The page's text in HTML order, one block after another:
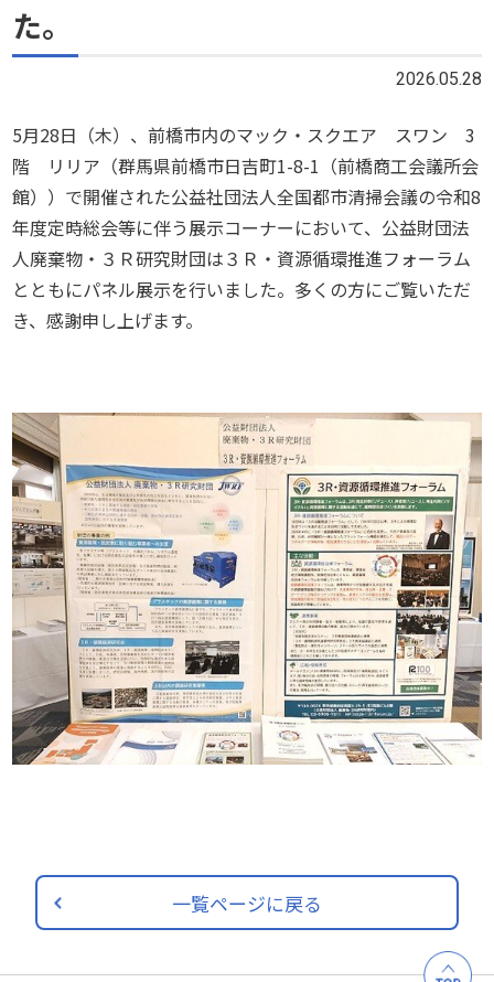
た。
2026.05.28
5月28日（木）、前橋市内のマック・スクエア スワン 3
階 リリア（群馬県前橋市日吉町1-8-1（前橋商工会議所会
館））で開催された公益社団法人全国都市清掃会議の令和8
年度定時総会等に伴う展示コーナーにおいて、公益財団法
人廃棄物・３Ｒ研究財団は３Ｒ・資源循環推進フォーラム
とともにパネル展示を行いました。多くの方にご覧いただ
き、感謝申し上げます。
一覧ページに戻る